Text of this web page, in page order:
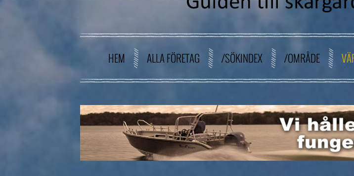
HEM ALLA FÖRETAG /SÖKINDEX /OMRÅDE